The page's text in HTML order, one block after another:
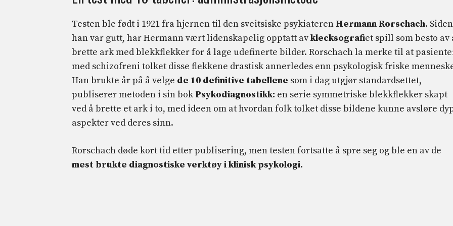
Testen ble født i 1921 fra hjernen til den sveitsiske psykiateren Hermann Rorschach. Siden
han var gutt, har Hermann vært lidenskapelig opptatt avklecksografiet spill som besto av
brette ark med blekkflekker for å lage udefinerte bilder. Rorschach la merke til at
med schizofreni tolket disse flekkene drastisk annerledes enn psykologisk friske
Han brukte år på å velge de 10 definitive tabellene som i dag utgjør standardsettet,
publiserer metoden i sin bok Psykodiagnostikk: en serie symmetriske blekkflekker skapt
ved å brette et ark i to, med ideen om at hvordan folk tolket disse bildene kunne avsløre
aspekter ved deres sinn.
Rorschach døde kort tid etter publisering, men testen fortsatte å spre seg og ble en av de
mest brukte diagnostiske verktøy i klinisk psykologi.